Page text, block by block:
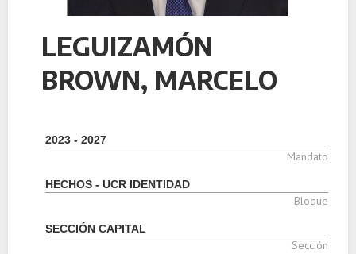
CONTACTO
LEGUIZAMÓN
BROWN, MARCELO
2023 - 2027
Mandato
HECHOS - UCR IDENTIDAD
Bloque
SECCIÓN CAPITAL
Sección